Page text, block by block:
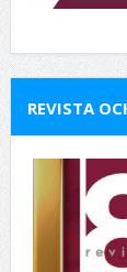
REVISTA